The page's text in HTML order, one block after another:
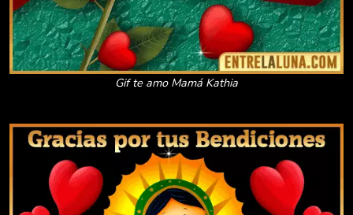
Gif te amo Mamá Kathia